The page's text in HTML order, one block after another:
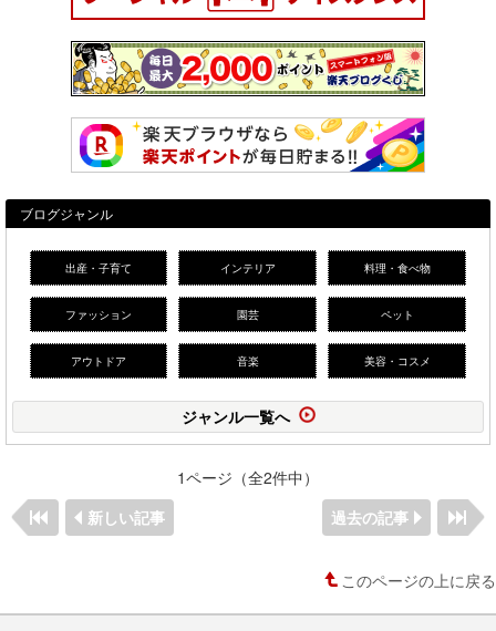
ブログジャンル
出産・子育て インテリア 料理・食べ物
ファッション 園芸 ペット
アウトドア 音楽 美容・コスメ
ジャンル一覧へ
1ページ（全2件中）
新しい記事
過去の記事
このページの上に戻る